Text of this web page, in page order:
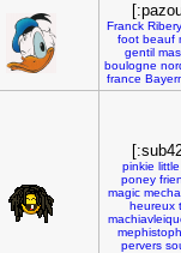
Franck Ribery
foot beauf
gentil
boulogne
france
pinkie little
poney
magic
heureux
pervers